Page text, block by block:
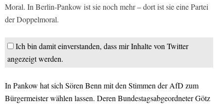
Moral. In Berlin-Pankow ist sie noch mehr – dort ist sie eine Partei
der Doppelmoral.
Ich bin damit einverstanden, dass mir Inhalte von Twitter
angezeigt werden.
In Pankow hat sich Sören Benn mit den Stimmen der AfD zum
Bürgermeister wählen lassen. Deren Bundestagsabgeordneter Götz